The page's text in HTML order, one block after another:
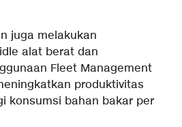
juga melakukan
alat berat dan
Fleet Management
produktivitas
konsumsi bahan bakar per